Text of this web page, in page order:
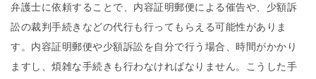
弁護士に依頼することで、内容証明郵便による催告や、少額訴
訟の裁判手続きなどの代行も行ってもらえる可能性がありま
す。内容証明郵便や少額訴訟を自分で行う場合、時間がかかり
ますし、煩雑な手続きも行わなければなりません。こうした手